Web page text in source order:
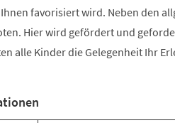
favorisiert wird. Neben den
Hier wird gefördert und
alle Kinder die Gelegenheit Ihr